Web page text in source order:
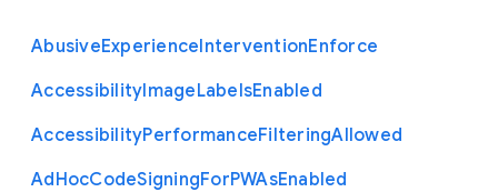
AbusiveExperienceInterventionEnforce
AccessibilityImageLabelsEnabled
AccessibilityPerformanceFilteringAllowed
AdHocCodeSigningForPWAsEnabled